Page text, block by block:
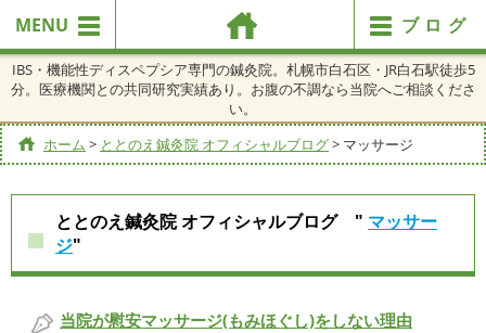
MENU ブログ
IBS・機能性ディスペプシア専門の鍼灸院。札幌市白石区・JR白石駅徒歩5
分。医療機関との共同研究実績あり。お腹の不調なら当院へご相談くださ
い。
ホーム > ととのえ鍼灸院 オフィシャルブログ> マッサージ
ととのえ鍼灸院 オフィシャルブログ " マッサー
ジ"
当院が慰安マッサージ(もみほぐし)をしない理由